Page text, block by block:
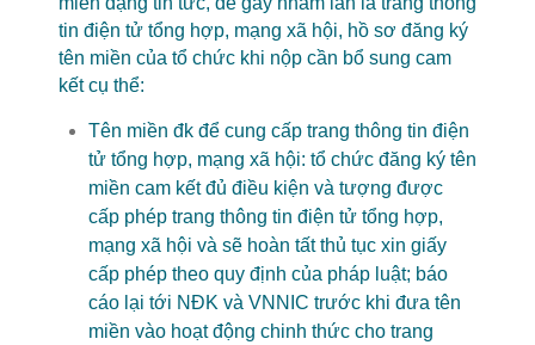
tin điện tử tổng hợp, mạng xã hội, hồ sơ đăng ký
tên miền của tổ chức khi nộp cần bổ sung cam
kết cụ thể:
Tên miền đk để cung cấp trang thông tin điện
tử tổng hợp, mạng xã hội: tổ chức đăng ký tên
miền cam kết đủ điều kiện và tượng được
cấp phép trang thông tin điện tử tổng hợp,
mạng xã hội và sẽ hoàn tất thủ tục xin giấy
cấp phép theo quy định của pháp luật; báo
cáo lại tới NĐK và VNNIC trước khi đưa tên
miền vào hoạt động chinh thức cho trang